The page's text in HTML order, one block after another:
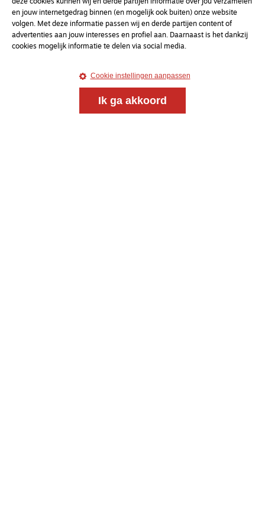
uw e-mailadres
deze cookies kunnen wij en derde partijen informatie over jou verzamelen
en jouw internetgedrag binnen (en mogelijk ook buiten) onze website
volgen. Met deze informatie passen wij en derde partijen content of
advertenties aan jouw interesses en profiel aan. Daarnaast is het dankzij
cookies mogelijk informatie te delen via social media.
Cookie instellingen aanpassen
Ik ga akkoord